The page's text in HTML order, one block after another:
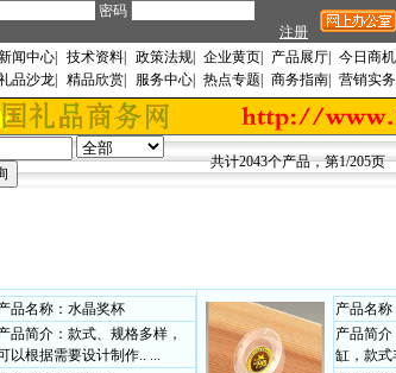
密码
注册
闻中心 技术资料 政策法规| 企业黄页| 产品展厅| 今日商机|
品沙龙 精品欣赏 服务中心| 热点专题 商务指南| 营销实务|
共计2043个产品，第1/205页
品名称：水晶奖杯
品简介：款式、规格多样，
以根据需要设计制作.. ...
产品名
产品简
缸，款式